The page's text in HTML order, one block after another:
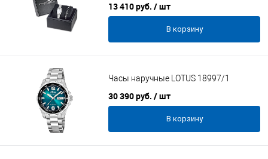
13 410 руб. / шт
В корзину
Часы наручные LOTUS 18997/1
30 390 руб. / шт
В корзину